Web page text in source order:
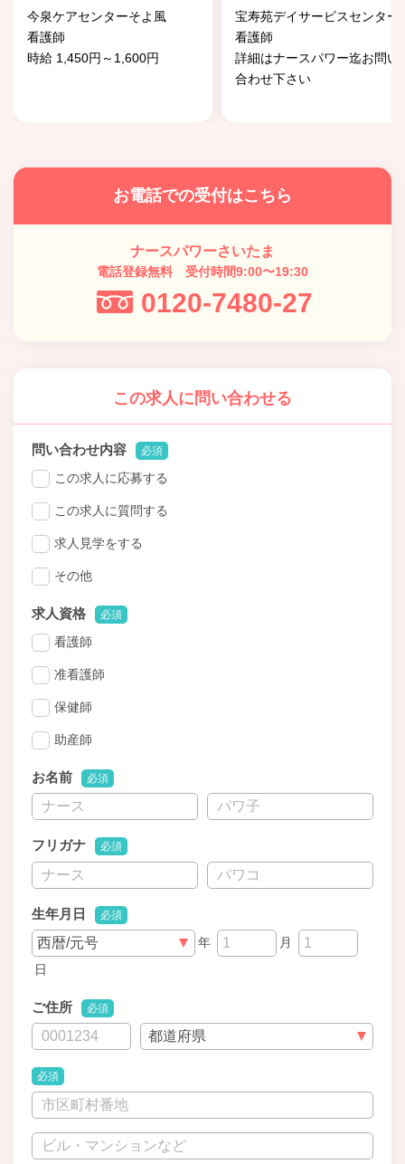
今泉ケアセンターそよ風
看護師
時給 1,450円～1,600円
宝寿苑デイサービスセンター
看護師
詳細はナースパワー迄お問い
合わせ下さい
お電話での受付はこちら
ナースパワーさいたま
電話登録無料 受付時間9:00〜19:30
0120-7480-27
この求人に問い合わせる
問い合わせ内容 必須
この求人に応募する
この求人に質問する
求人見学をする
その他
求人資格 必須
看護師
准看護師
保健師
助産師
お名前 必須
フリガナ 必須
生年月日 必須
年
月
日
ご住所 必須
必須